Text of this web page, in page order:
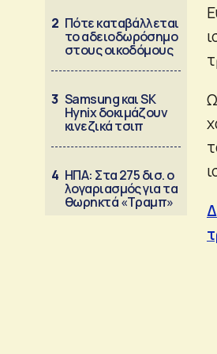
2 Πότε καταβάλλεται
το αδειοδωρόσημο
στους οικοδόμους
3 Samsung και SK
Hynix δοκιμάζουν
κινεζικά τσιπ
4 ΗΠΑ: Στα 275 δισ. ο
λογαριασμός για τα
θωρηκτά «Τραμπ»